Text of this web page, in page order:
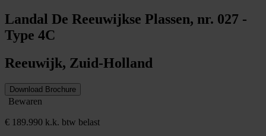
Landal De Reeuwijkse Plassen, nr. 027 -
Type 4C
Reeuwijk, Zuid-Holland
Download Brochure
Bewaren
€ 189.990 k.k. btw belast